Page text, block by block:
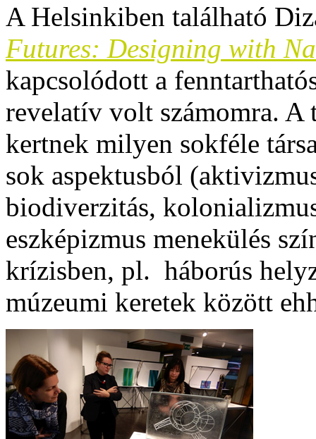
A Helsinkiben található
Futures: Designing with
kapcsolódott a
revelatív volt számomra. A
kertnek milyen sokféle
sok aspektusból
biodiverzitás,
eszképizmus menekülés
krízisben, pl. háborús
múzeumi keretek között